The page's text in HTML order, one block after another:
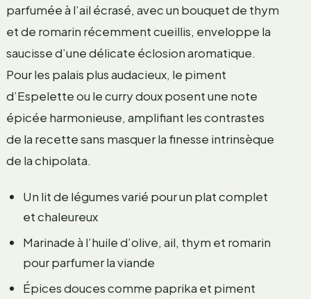
parfumée à l’ail écrasé, avec un bouquet de thym
et de romarin récemment cueillis, enveloppe la
saucisse d’une délicate éclosion aromatique.
Pour les palais plus audacieux, le piment
d’Espelette ou le curry doux posent une note
épicée harmonieuse, amplifiant les contrastes
de la recette sans masquer la finesse intrinsèque
de la chipolata.
Un lit de légumes varié pour un plat complet
et chaleureux
Marinade à l’huile d’olive, ail, thym et romarin
pour parfumer la viande
Épices douces comme paprika et piment